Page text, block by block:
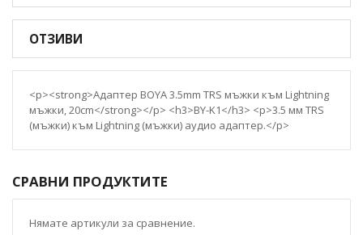
ОТЗИВИ
<p><strong>Адаптер BOYA 3.5mm TRS мъжки към Lightning
мъжки, 20cm</strong></p> <h3>BY-K1</h3> <p>3.5 мм TRS
(мъжки) към Lightning (мъжки) аудио адаптер.</p>
СРАВНИ ПРОДУКТИТЕ
Нямате артикули за сравнение.